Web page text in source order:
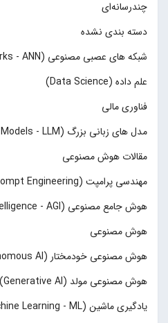
چند‌‌رسانه‌ای
دسته بندی نشده
شبکه های عصبی مصنوعی (Artificial Neural Networks - ANN)
علم داده (Data Science)
فناوری مالی
مدل های زبانی بزرگ (Large Language Models - LLM)
مقالات هوش مصنوعی
مهندسی پرامپت (Prompt Engineering)
هوش جامع مصنوعی (Artificial General Intelligence - AGI)
هوش مصنوعی
هوش مصنوعی خودمختار (Autonomous AI)
هوش مصنوعی مولد (Generative AI)
یادگیری ماشین (Machine Learning - ML)